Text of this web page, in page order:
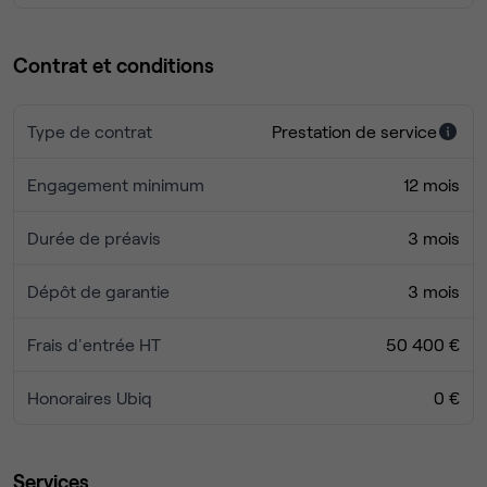
Contrat et conditions
Type de contrat Prestation de service
Engagement minimum 12 mois
Durée de préavis 3 mois
Dépôt de garantie 3 mois
Frais d'entrée HT 50 400 €
Honoraires Ubiq 0 €
Services